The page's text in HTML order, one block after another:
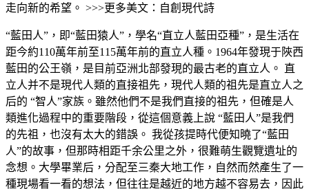
走向新的希望。 >>>更多美文：自創現代詩
“藍田人”，即“藍田猿人”，學名“直立人藍田亞種”，是生活在
距今約110萬年前至115萬年前的直立人種。1964年發現于陜西
藍田的公王嶺，是目前亞洲北部發現的最古老的直立人。 直
立人并不是現代人類的直接祖先，現代人類的祖先是直立人之
后的 “智人”家族。雖然他們不是我們直接的祖先，但確是人
類進化過程中的重要階段，從這個意義上說 “藍田人”是我們
的先祖，也沒有太大的錯誤。 我從孩提時代便知曉了“藍田
人”的故事，但那時相距千余公里之外，很難萌生觀覽遺址的
念想。大學畢業后，分配至三秦大地工作，自然而然產生了一
種現場看一看的想法，但往往是越近的地方越不容易去，因此